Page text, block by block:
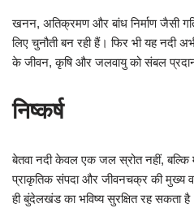
खनन, अतिक्रमण और बांध निर्माण जैसी
लिए चुनौती बन रही हैं। फिर भी यह नदी
के जीवन, कृषि और जलवायु को संबल
निष्कर्ष
बेतवा नदी केवल एक जल स्रोत नहीं, बल्कि
प्राकृतिक संपदा और जीवनचक्र की मुख्य
ही बुंदेलखंड का भविष्य सुरक्षित रह सकता